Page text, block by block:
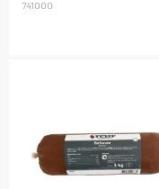
741000